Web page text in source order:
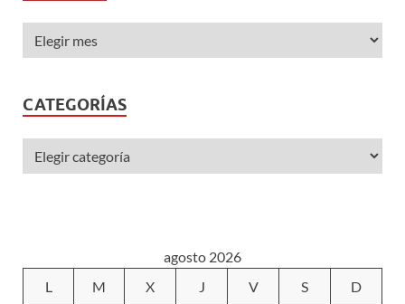
CATEGORÍAS
agosto 2026
L
M X J V S D